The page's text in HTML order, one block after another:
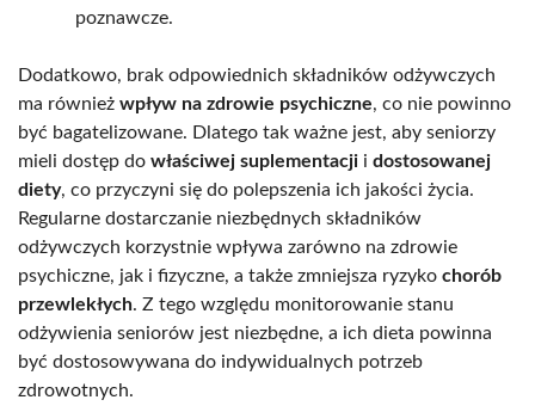
poznawcze.
Dodatkowo, brak odpowiednich składników odżywczych
ma również wpływ na zdrowie psychiczne, co nie powinno
być bagatelizowane. Dlatego tak ważne jest, aby seniorzy
mieli dostęp do właściwej suplementacji i dostosowanej
diety, co przyczyni się do polepszenia ich jakości życia.
Regularne dostarczanie niezbędnych składników
odżywczych korzystnie wpływa zarówno na zdrowie
psychiczne, jak i fizyczne, a także zmniejsza ryzyko chorób
przewlekłych. Z tego względu monitorowanie stanu
odżywienia seniorów jest niezbędne, a ich dieta powinna
być dostosowywana do indywidualnych potrzeb
zdrowotnych.